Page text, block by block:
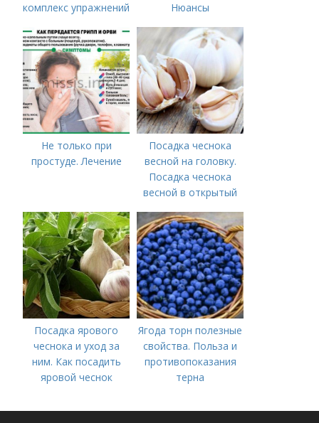
комплекс упражнений
времени на спорт
Нюансы
озимого чеснока
Не только при
простуде. Лечение
Посадка чеснока
весной на головку.
Посадка чеснока
весной в открытый
Посадка ярового
чеснока и уход за
ним. Как посадить
яровой чеснок
Ягода торн полезные
свойства. Польза и
противопоказания
терна